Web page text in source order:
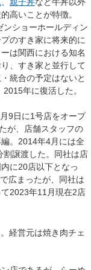
高いことが特徴。
ンショーホールディン
のすき家に将来的に
は関西における知名
、すき家と並行して
統合の予定はないと
年に復活した。
9日に1号店をオープ
が、店舗スタッフの
。2014年4月には全
割譲渡した。同社は店
に20店以下となっ
広まったが、同社は
2023年11月現在2店
経営元は焼き肉チェ